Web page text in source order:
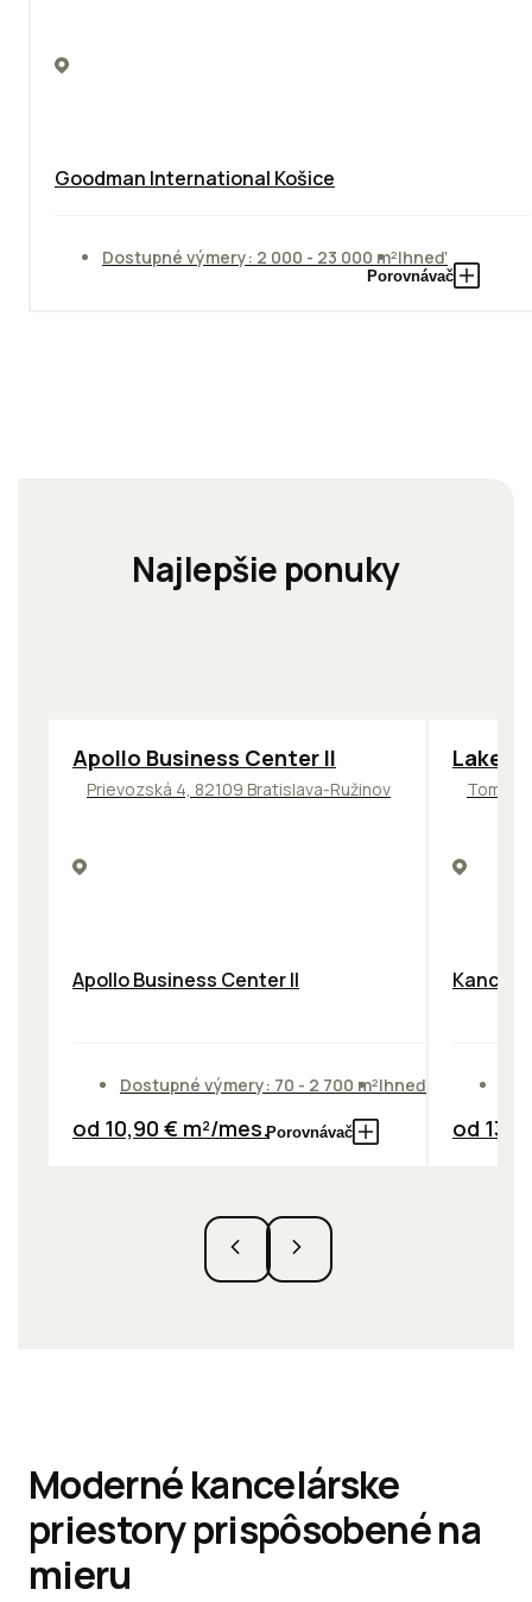
Goodman International Košice
Dostupné výmery: 2 000 - 23 000 m²Ihneď
Porovnávač
Najlepšie ponuky
TOP NOVINKA ODPORÚČAME
Apollo Business Center II
Prievozská 4, 82109 Bratislava-Ružinov
Apollo Business Center II
Dostupné výmery: 70 - 2 700 m²Ihneď
od 10,90 € m²/mes.Porovnávač od
Moderné kancelárske
priestory prispôsobené na
mieru